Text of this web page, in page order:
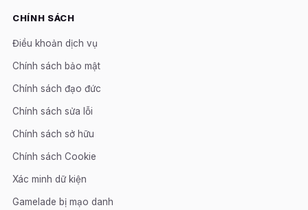
CHÍNH SÁCH
Điều khoản dịch vụ
Chính sách bảo mật
Chính sách đạo đức
Chính sách sửa lỗi
Chính sách sở hữu
Chính sách Cookie
Xác minh dữ kiện
Gamelade bị mạo danh